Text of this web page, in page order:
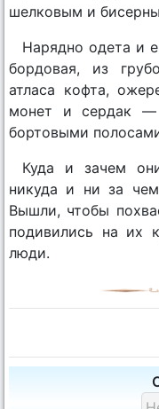
шелковым и
Нарядно одета и
бордовая, из
атласа кофта,
монет и сердак —
бортовыми
Куда и зачем
никуда и ни за
Вышли, чтобы
подивились на их
люди.